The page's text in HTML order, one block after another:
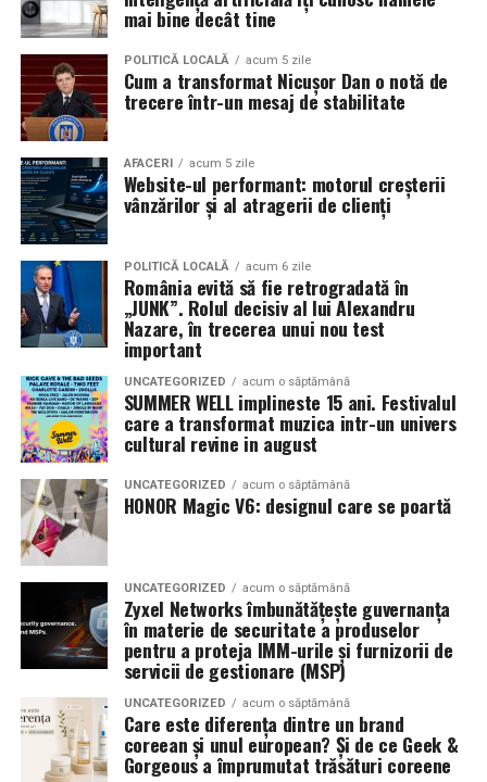
Sursa articol:BVON.ro
în mai multe orașe.
Pe11 februarieva avea loc proiecția specială
mea”de la Cinema City din City Park Constanța,de la
18:30, unde
regizorul Paul Decu și actrița Azaleea
Necula, originari din Constanța și împrejurimi, vor
prezenta filmul alături de colegii lor
Alexandra Răduță și Gabriel Vatavu.
Cinema City Shopping City Galați
12 februarie de la 18:30la întâlnirea cu actrițele
State și Azaleea Necula și regizorul Paul Decu.
Pe 13 februarie la ora 18:30, spectatorii dinIași
invitați la proiecția specială din
Mall, alături de regizorulPaul Decuși de
actoriiGabriel Vatavu, Sergiu Costache, Azaleea
Necula, Alexandra Răduță.
De „Ziua Îndrăgostiților”, pe14 februarie, în Cinema
City Iulius Mall Suceava, de la 18:30, spectatorii sunt
invitați la film alături de regizorul
actoriiSergiu Costache, Vlad si Oana Gherman,
Alexandra Răduță.
Cineplexx Băneasa Shopping City
Bucureștigăzduiește o proiecție specială în prezența
întregii echipe pe15 februarie, de la 17:30.
ÎnCraiova , regizorul Paul Decuși actorii Sergiu
Costache, Azaleea Necula și Oana Gherman vor
mai bine decât tine
POLITICĂ LOCALĂ acum 5 zile
Cum a transformat Nicușor Dan o notă de
trecere într-un mesaj de stabilitate
AFACERI acum 5 zile
Website-ul performant: motorul creșterii
vânzărilor și al atragerii de clienți
POLITICĂ LOCALĂ acum 6 zile
România evită să fie retrogradată în
„JUNK”. Rolul decisiv al lui Alexandru
Nazare, în trecerea unui nou test
important
UNCATEGORIZED acum o săptămână
SUMMER WELL implineste 15 ani. Festivalul
care a transformat muzica intr-un univers
cultural revine in august
UNCATEGORIZED acum o săptămână
HONOR Magic V6: designul care se poartă
UNCATEGORIZED acum o săptămână
Zyxel Networks îmbunătățește guvernanța
în materie de securitate a produselor
pentru a proteja IMM-urile și furnizorii de
servicii de gestionare (MSP)
UNCATEGORIZED acum o săptămână
Care este diferența dintre un brand
coreean și unul european? Și de ce Geek &
Gorgeous a împrumutat trăsături coreene